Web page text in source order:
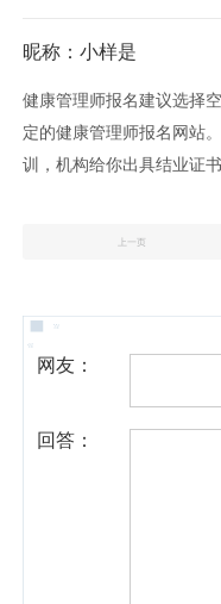
昵称：小样是
健康管理师报名建议选择
定的健康管理师报名网站
训，机构给你出具结业证
上一页
网友：
回答：